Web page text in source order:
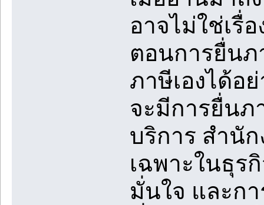
อาจไม่ใช่เรื่
ตอนการยื่นภ
ภาษีเองได้อ
จะมีการยื่นภ
บริการ สำนั
เฉพาะในธุร
มั่นใจ และกา